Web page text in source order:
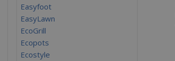
Easyfoot
EasyLawn
EcoGrill
Ecopots
Ecostyle